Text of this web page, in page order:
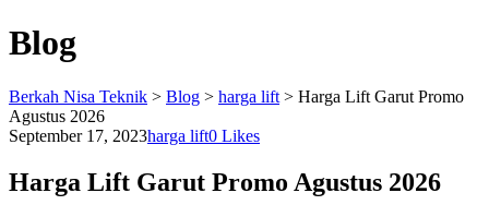
Blog
Berkah Nisa Teknik > Blog > harga lift > Harga Lift Garut Promo
Agustus 2026
September 17, 2023harga lift0 Likes
Harga Lift Garut Promo Agustus 2026